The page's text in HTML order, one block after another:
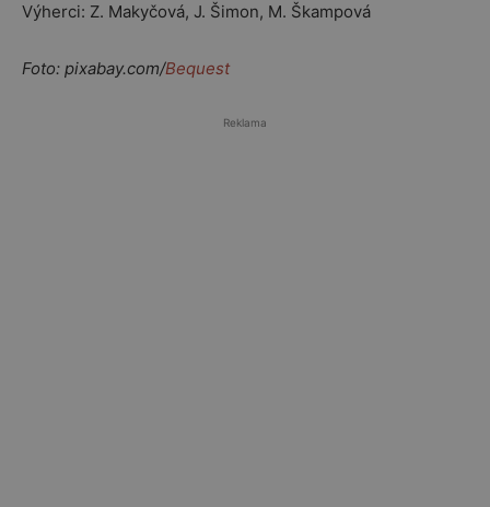
Výherci: Z. Makyčová, J. Šimon, M. Škampová
Foto: pixabay.com/Bequest
Reklama